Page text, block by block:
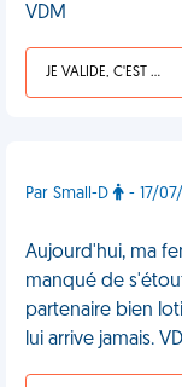
VDM
JE VALIDE, C'EST UNE VDM
Par Small-D - 17/
Aujourd'hui, ma
manqué de
partenaire bien
lui arrive jamais.